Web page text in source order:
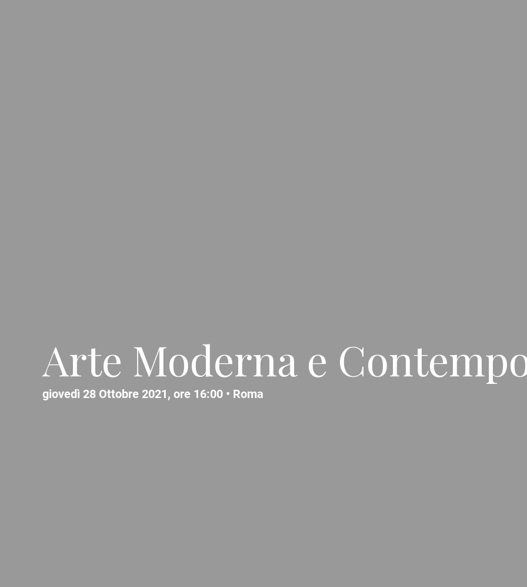
Arte Moderna e
giovedì 28 Ottobre 2021, ore 16:00 • Roma